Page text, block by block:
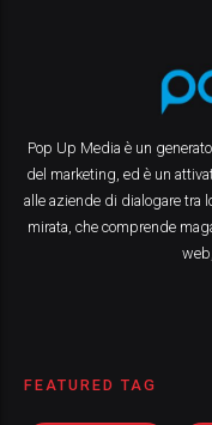
Pop Up Media è un
del marketing, ed è un
alle aziende di dialogare tra
mirata, che comprende
FEATURED TAG